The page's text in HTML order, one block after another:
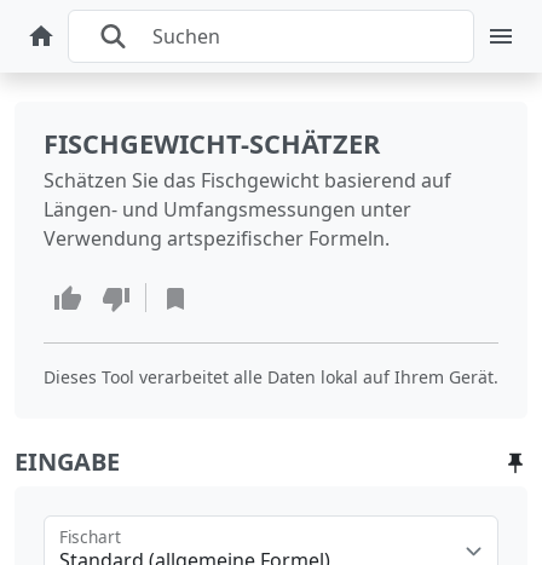
FISCHGEWICHT-SCHÄTZER
Schätzen Sie das Fischgewicht basierend auf
Längen- und Umfangsmessungen unter
Verwendung artspezifischer Formeln.
Dieses Tool verarbeitet alle Daten lokal auf Ihrem Gerät.
EINGABE
Fischart